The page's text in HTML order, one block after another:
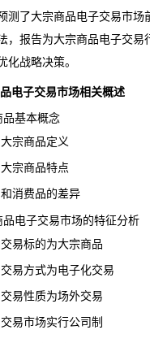
测了大宗商品电子交易市场
，报告为大宗商品电子交
化战略决策。
电子交易市场相关概述
基本概念
商品定义
商品特点
费品的差异
电子交易市场的特征分析
的为大宗商品
式为电子化交易
质为场外交易
场实行公司制